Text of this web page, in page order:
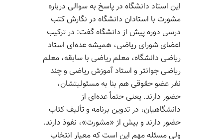
این استاد دانشگاه در پاسخ به سوالی درباره
مشورت با استادان دانشگاه در نگارش کتب
درسی دوره پیش از دانشگاه گفت: در ترکیب
اعضای شورای ریاضی، همیشه عده‌­ای استاد
ریاضی دانشگاه، معلم ریاضی با سابقه، معلم
ریاضی جوان­تر و استاد آموزش ریاضی و چند
نفر عضو حقوقی هم بنا به مسئولیت­شان،
حضور دارند. یعنی حتماً عده­‌ای از
دانشگاهیان، در تدوین برنامه و تألیف کتاب
حضور دارند و بیش از «مشورت»، نفوذ دارند.
ولی مسئله مهم این است که معیار انتخاب